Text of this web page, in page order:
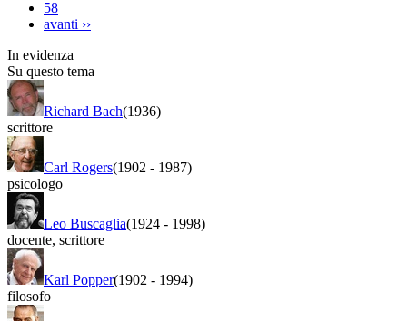
58
avanti ››
In evidenza
Su questo tema
Richard Bach(1936)
scrittore
Carl Rogers(1902 - 1987)
psicologo
Leo Buscaglia(1924 - 1998)
docente, scrittore
Karl Popper(1902 - 1994)
filosofo